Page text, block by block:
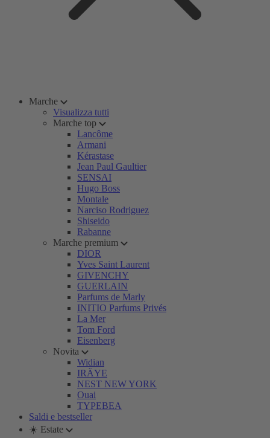
Marche
Visualizza tutti
Marche top
Lancôme
Armani
Kérastase
Jean Paul Gaultier
SENSAI
Hugo Boss
Montale
Narciso Rodriguez
Shiseido
Rabanne
Marche premium
DIOR
Yves Saint Laurent
GIVENCHY
GUERLAIN
Parfums de Marly
INITIO Parfums Privés
La Mer
Tom Ford
Eisenberg
Novita
Widian
IRÄYE
NEST NEW YORK
Ouai
TYPEBEA
Saldi e bestseller
☀️ Estate